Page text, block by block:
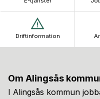
Driftinformation
Om Alingsås
I Alingsås kommun